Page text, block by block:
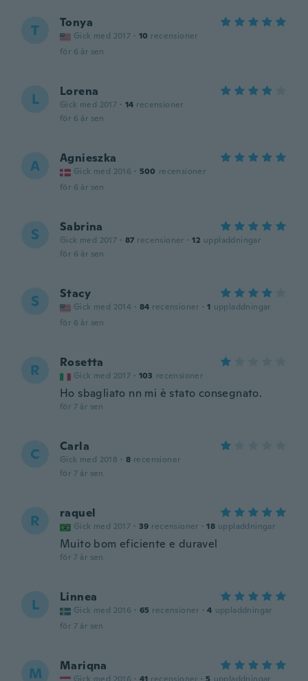
T Tonya
Gick med 2017 · 10 recensioner
för 6 år sen
L Lorena
Gick med 2017 · 14 recensioner
för 6 år sen
A Agnieszka
Gick med 2016 · 500 recensioner
för 6 år sen
S Sabrina
Gick med 2017 · 87 recensioner · 12 uppladdningar
för 6 år sen
S Stacy
Gick med 2014 · 84 recensioner · 1 uppladdningar
för 6 år sen
R Rosetta
Gick med 2017 · 103 recensioner
Ho sbagliato nn mi è stato consegnato.
för 7 år sen
C Carla
Gick med 2018 · 8 recensioner
för 7 år sen
R raquel
Gick med 2017 · 39 recensioner · 18 uppladdningar
Muito bom eficiente e duravel
för 7 år sen
L Linnea
Gick med 2016 · 65 recensioner · 4 uppladdningar
för 7 år sen
M Mariqna